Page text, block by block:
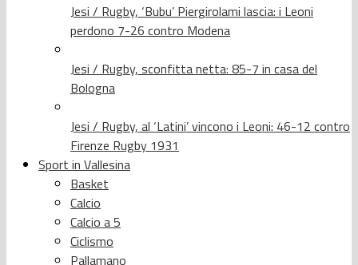
Jesi / Rugby, ‘Bubu’ Piergirolami lascia: i Leoni
perdono 7-26 contro Modena
Jesi / Rugby, sconfitta netta: 85-7 in casa del
Bologna
Jesi / Rugby, al ‘Latini’ vincono i Leoni: 46-12 contro
Firenze Rugby 1931
Sport in Vallesina
Basket
Calcio
Calcio a 5
Ciclismo
Pallamano